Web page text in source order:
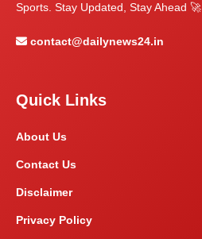
Sports. Stay Updated, Stay Ahead 🚀
contact@dailynews24.in
Quick Links
About Us
Contact Us
Disclaimer
Privacy Policy